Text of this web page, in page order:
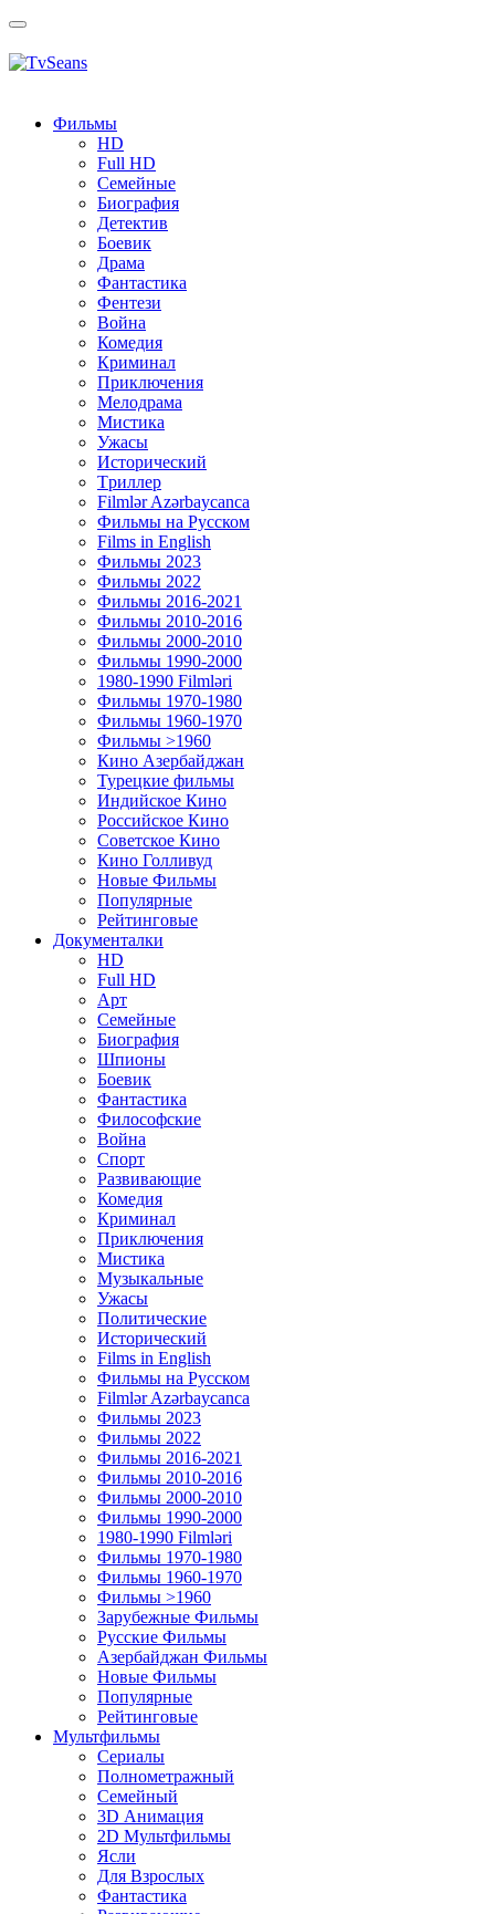
Toggle
Фильмы
HD
Full HD
Семейные
Биография
Детектив
Боевик
Драма
Фантастика
Фентези
Война
Комедия
Криминал
Приключения
Мелодрама
Мистика
Ужасы
Исторический
Tриллер
Filmlər Azərbaycanca
Фильмы на Русском
Films in English
Фильмы 2023
Фильмы 2022
Фильмы 2016-2021
Фильмы 2010-2016
Фильмы 2000-2010
Фильмы 1990-2000
1980-1990 Filmləri
Фильмы 1970-1980
Фильмы 1960-1970
Фильмы >1960
Кино Азербайджан
Турецкие фильмы
Индийское Кино
Российское Кино
Советское Кино
Кино Голливуд
Новые Фильмы
Популярные
Рейтинговые
Документалки
HD
Full HD
Арт
Семейные
Биография
Шпионы
Боевик
Фантастика
Философские
Война
Спорт
Развивающие
Комедия
Криминал
Приключения
Мистика
Музыкальные
Ужасы
Политические
Исторический
Films in English
Фильмы на Русском
Filmlər Azərbaycanca
Фильмы 2023
Фильмы 2022
Фильмы 2016-2021
Фильмы 2010-2016
Фильмы 2000-2010
Фильмы 1990-2000
1980-1990 Filmləri
Фильмы 1970-1980
Фильмы 1960-1970
Фильмы >1960
Зарубежные Фильмы
Русские Фильмы
Азербайджан Фильмы
Новые Фильмы
Популярные
Рейтинговые
Мультфильмы
Сериалы
Полнометражный
Семейный
3D Анимация
2D Мультфильмы
Ясли
Для Взрослых
Фантастика